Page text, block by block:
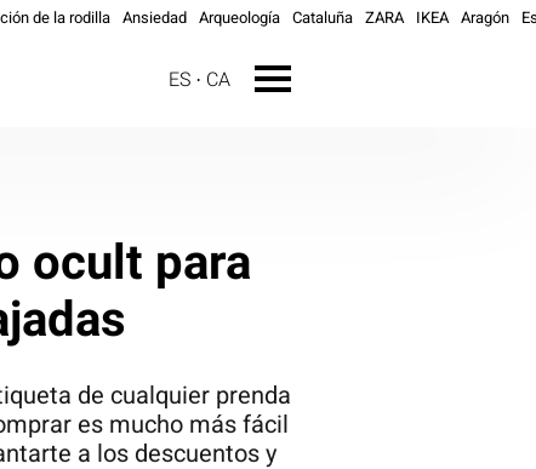
de la rodilla Ansiedad Arqueología Cataluña ZARA IKEA Aragón
ES CA
ocult para
de cualquier prenda
es mucho más fácil
a los descuentos y